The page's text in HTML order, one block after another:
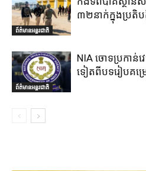
ព័ត៌មានអន្តរជាតិ
៣២នាក់ក្នុងប្រតិបត្
ព័ត៌មានអន្តរជាតិ
NIA ចោទប្រកាន់វ
ទៀតពីបទរៀបគម្រ